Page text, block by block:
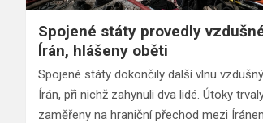
Spojené státy provedly
Írán, hlášeny oběti
Spojené státy dokončily další vlnu
Írán, při nichž zahynuli dva lidé. Útoky
zaměřeny na hraniční přechod mezi